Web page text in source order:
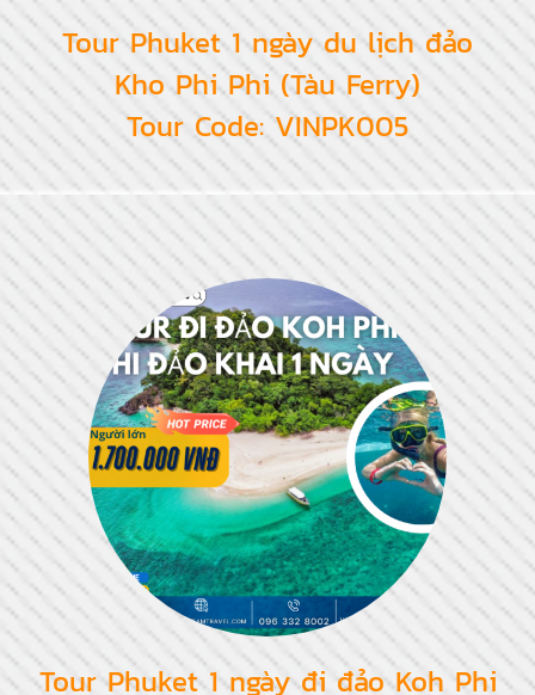
Tour Phuket 1 ngày du lịch đảo
Kho Phi Phi (Tàu Ferry)
Tour Code: VINPK005
Tour Phuket 1 ngày đi đảo Koh Phi